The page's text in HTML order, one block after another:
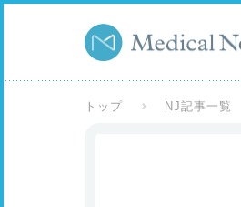
トップ NJ記事一覧